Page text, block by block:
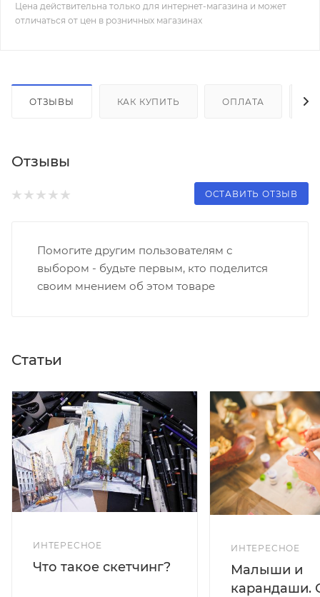
Цена действительна только для интернет-магазина и может
отличаться от цен в розничных магазинах
ОТЗЫВЫ КАК КУПИТЬ ОПЛАТА
Отзывы
ОСТАВИТЬ ОТЗЫВ
Помогите другим пользователям с
выбором - будьте первым, кто поделится
своим мнением об этом товаре
Статьи
ИНТЕРЕСНОЕ
Что такое скетчинг?
ИНТЕРЕСНОЕ
Малыши и
карандаши.